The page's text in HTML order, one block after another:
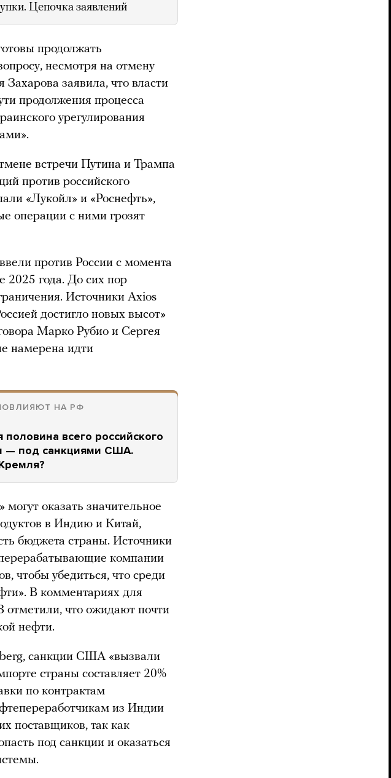
Цепочка заявлений
продолжать
несмотря на отмену
заявила, что власти
продолжения процесса
урегулирования
встречи Путина и Трампа
против российского
«Лукойл» и «Роснефть»,
операции с ними грозят
против России с момента
2025 года. До сих пор
Источники Axios
достигло новых высот»
Марко Рубио и Сергея
намерена идти
НА РФ
всего российского
— под санкциями США.
оказать значительное
в Индию и Китай,
бюджета страны. Источники
компании
чтобы убедиться, что среди
В комментариях для
что ожидают почти
нефти.
санкции США «вызвали
страны составляет 20%
по контрактам
из Индии
поставщиков, так как
под санкции и оказаться